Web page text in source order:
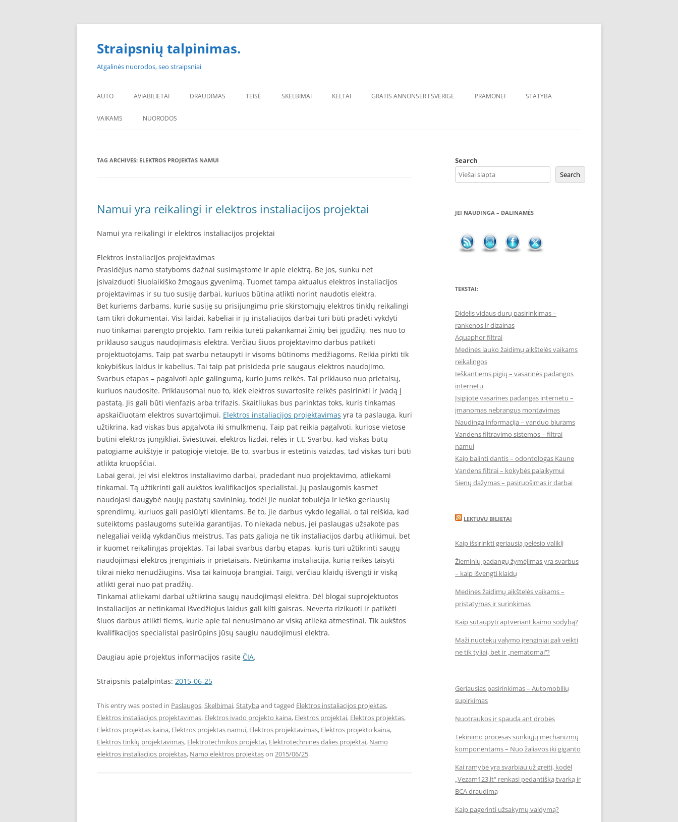
Skip
Straipsnių talpinimas.
Atgalinės nuorodos, seo straipsniai
AUTO AVIABILIETAI DRAUDIMAS TEISĖ SKELBIMAI KELTAI GRATIS ANNONSER I SVERIGE PRAMONEI STATYBA
VAIKAMS NUORODOS
PADANGOS PIGIAU
SEO STRAIPSNIU TALPINIMAS
TAG ARCHIVES: ELEKTROS PROJEKTAS NAMUI
Namui yra reikalingi ir elektros instaliacijos projektai
Namui yra reikalingi ir elektros instaliacijos projektai
Elektros instaliacijos projektavimas
Prasidėjus namo statyboms dažnai susimąstome ir apie elektrą. Be jos, sunku net
įsivaizduoti šiuolaikiško žmogaus gyvenimą. Tuomet tampa aktualus elektros instaliacijos
projektavimas ir su tuo susiję darbai, kuriuos būtina atlikti norint naudotis elektra.
Bet kuriems darbams, kurie susiję su prisijungimu prie skirstomųjų elektros tinklų reikalingi
tam tikri dokumentai. Visi laidai, kabeliai ir jų instaliacijos darbai turi būti pradėti vykdyti
nuo tinkamai parengto projekto. Tam reikia turėti pakankamai žinių bei įgūdžių, nes nuo to
priklauso saugus naudojimasis elektra. Verčiau šiuos projektavimo darbus patikėti
projektuotojams. Taip pat svarbu netaupyti ir visoms būtinoms medžiagoms. Reikia pirkti tik
kokybiškus laidus ir kabelius. Tai taip pat prisideda prie saugaus elektros naudojimo.
Svarbus etapas – pagalvoti apie galingumą, kurio jums reikės. Tai priklauso nuo prietaisų,
kuriuos naudosite. Priklausomai nuo to, kiek elektros suvartosite reikės pasirinkti ir įvadą į
pastatą. Jis gali būti vienfazis arba trifazis. Skaitliukas bus parinktas toks, kuris tinkamas
apskaičiuotam elektros suvartojimui. Elektros instaliacijos projektavimas yra ta paslauga, kuri
užtikrina, kad viskas bus apgalvota iki smulkmenų. Taip pat reikia pagalvoti, kuriose vietose
būtini elektros jungikliai, šviestuvai, elektros lizdai, rėlės ir t.t. Svarbu, kad viskas būtų
patogiame aukštyje ir patogioje vietoje. Be to, svarbus ir estetinis vaizdas, tad viskas turi būti
atlikta kruopščiai.
Labai gerai, jei visi elektros instaliavimo darbai, pradedant nuo projektavimo, atliekami
tinkamai. Tą užtikrinti gali aukštos kvalifikacijos specialistai. Jų paslaugomis kasmet
naudojasi daugybė naujų pastatų savininkų, todėl jie nuolat tobulėja ir ieško geriausių
sprendimų, kuriuos gali pasiūlyti klientams. Be to, jie darbus vykdo legaliai, o tai reiškia, kad
suteiktoms paslaugoms suteikia garantijas. To niekada nebus, jei paslaugas užsakote pas
nelegaliai veiklą vykdančius meistrus. Tas pats galioja ne tik instaliacijos darbų atlikimui, bet
ir kuomet reikalingas projektas. Tai labai svarbus darbų etapas, kuris turi užtikrinti saugų
naudojimąsi elektros įrenginiais ir prietaisais. Netinkama instaliacija, kurią reikės taisyti
tikrai nieko nenudžiugins. Visa tai kainuoja brangiai. Taigi, verčiau klaidų išvengti ir viską
atlikti gerai nuo pat pradžių.
Tinkamai atliekami darbai užtikrina saugų naudojimąsi elektra. Dėl blogai suprojektuotos
instaliacijos ar netinkamai išvedžiojus laidus gali kilti gaisras. Neverta rizikuoti ir patikėti
šiuos darbus atlikti tiems, kurie apie tai nenusimano ar viską atlieka atmestinai. Tik aukštos
kvalifikacijos specialistai pasirūpins jūsų saugiu naudojimusi elektra.
Daugiau apie projektus informacijos rasite ČIA.
Straipsnis patalpintas: 2015-06-25
This entry was posted in Paslaugos,Skelbimai,Statyba and tagged Elektros instaliacijos projektas,
Elektros instaliacijos projektavimas, Elektros ivado projekto kaina, Elektros projektai, Elektros projektas,
Elektros projektas kaina, Elektros projektas namui, Elektros projektavimas, Elektros projekto kaina,
Elektros tinklų projektavimas, Elektrotechnikos projektai, Elektrotechnines dalies projektai, Namo
elektros instaliacijos projektas, Namo elektros projektason 2015/06/25.
Search
Search
JEI NAUDINGA – DALINAMĖS
TEKSTAI:
Didelis vidaus durų pasirinkimas –
rankenos ir dizainas
Aquaphor filtrai
Medinės lauko žaidimų aikštelės vaikams
reikalingos
Ieškantiems pigių – vasarinės padangos
internetu
Įsigijote vasarines padangas internetu –
įmanomas nebrangus montavimas
Naudinga informacija – vanduo biurams
Vandens filtravimo sistemos – filtrai
namui
Kaip balinti dantis – odontologas Kaune
Vandens filtrai – kokybės palaikymui
Sienų dažymas – pasiruošimas ir darbai
LEKTUVU BILIETAI
Kaip išsirinkti geriausią pelėsio valiklį
Žieminių padangų žymėjimas yra svarbus
– kaip išvengti klaidų
Medinės žaidimų aikštelės vaikams –
pristatymas ir surinkimas
Kaip sutaupyti aptveriant kaimo sodybą?
Maži nuotekų valymo įrenginiai gali veikti
ne tik tyliai, bet ir „nematomai‘‘?
Geriausias pasirinkimas – Automobilių
supirkimas
Nuotraukos ir spauda ant drobės
Tekinimo procesas sunkiųjų mechanizmų
komponentams – Nuo žaliavos iki giganto
Kai ramybė yra svarbiau už greitį, kodėl
„Vezam123.lt“ renkasi pedantišką tvarką ir
BCA draudimą
Kaip pagerinti užsakymų valdymą?